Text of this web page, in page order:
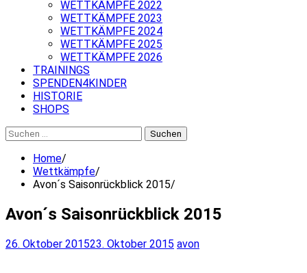
WETTKÄMPFE 2022
WETTKÄMPFE 2023
WETTKÄMPFE 2024
WETTKÄMPFE 2025
WETTKÄMPFE 2026
TRAININGS
SPENDEN4KINDER
HISTORIE
SHOPS
Suchen
nach:
Home
Wettkämpfe
Avon´s Saisonrückblick 2015
Avon´s Saisonrückblick 2015
26. Oktober 201523. Oktober 2015 avon